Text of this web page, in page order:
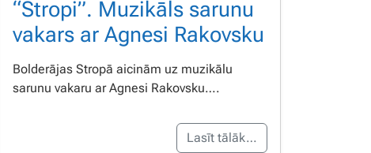
“Stropi”. Muzikāls sarunu
vakars ar Agnesi Rakovsku
Bolderājas Stropā aicinām uz muzikālu
sarunu vakaru ar Agnesi Rakovsku….
Lasīt tālāk…